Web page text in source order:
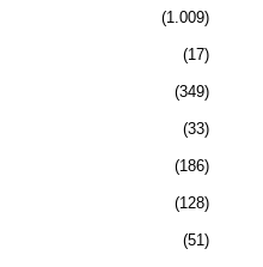
1.009
17
349
33
186
128
51